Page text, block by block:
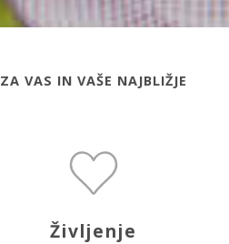
ZA VAS IN VAŠE NAJBLIŽJE
Življenje